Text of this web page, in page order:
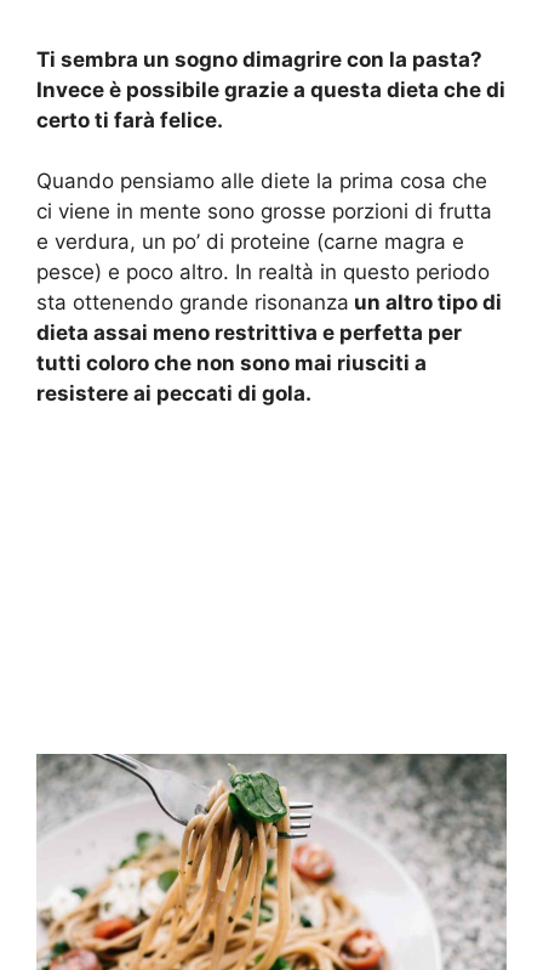
Ti sembra un sogno dimagrire con la pasta?
Invece è possibile grazie a questa dieta che di
certo ti farà felice.
Quando pensiamo alle diete la prima cosa che
ci viene in mente sono grosse porzioni di frutta
e verdura, un po’ di proteine (carne magra e
pesce) e poco altro. In realtà in questo periodo
sta ottenendo grande risonanza un altro tipo di
dieta assai meno restrittiva e perfetta per
tutti coloro che non sono mai riusciti a
resistere ai peccati di gola.